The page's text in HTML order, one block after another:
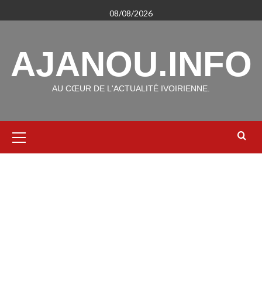
au
08/08/2026
AJANOU.INFO
AU CŒUR DE L'ACTUALITÉ IVOIRIENNE.
principal